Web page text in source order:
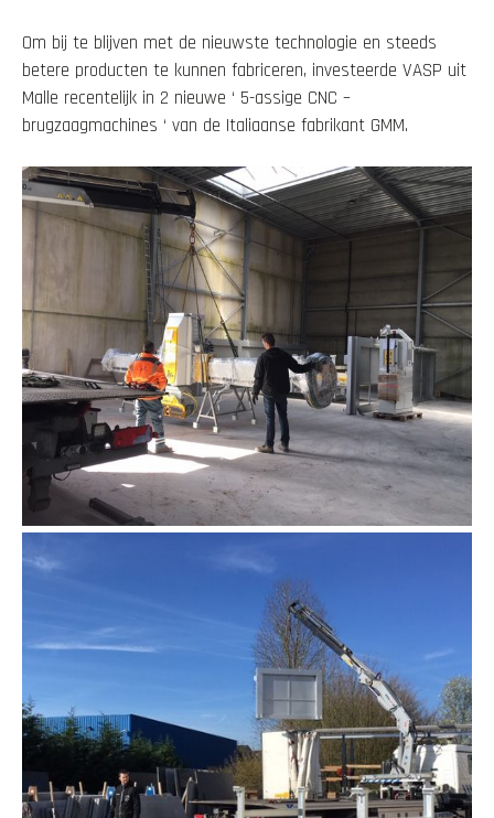
Om bij te blijven met de nieuwste technologie en steeds
betere producten te kunnen fabriceren, investeerde VASP uit
Malle recentelijk in 2 nieuwe ‘ 5-assige CNC –
brugzaagmachines ‘ van de Italiaanse fabrikant GMM.